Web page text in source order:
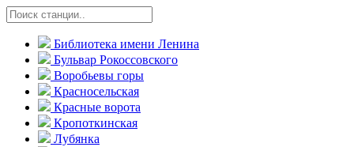
Библиотека имени Ленина
Бульвар Рокоссовского
Воробьевы горы
Красно­сельская
Красные ворота
Кропоткинс­кая
Лубянка